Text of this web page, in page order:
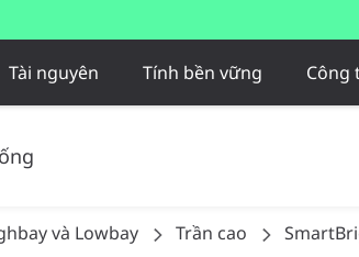
Tài nguyên Tính bền vững Công
và Lowbay​ Trần cao